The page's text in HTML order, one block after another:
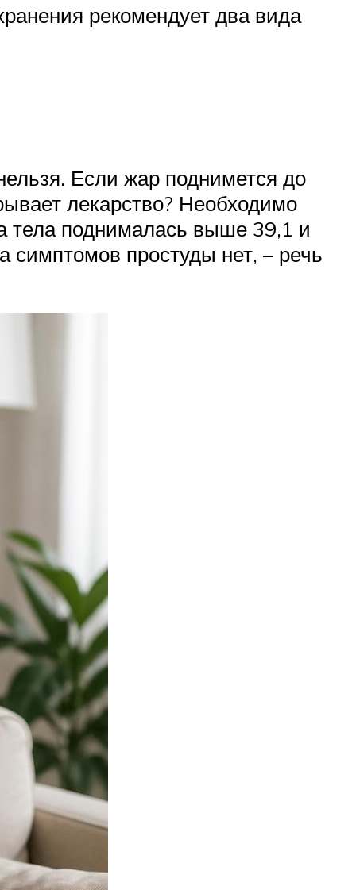
рекомендует два вида
Если жар поднимется до
лекарство? Необходимо
тела поднималась выше 39,1 и
симптомов простуды нет, – речь